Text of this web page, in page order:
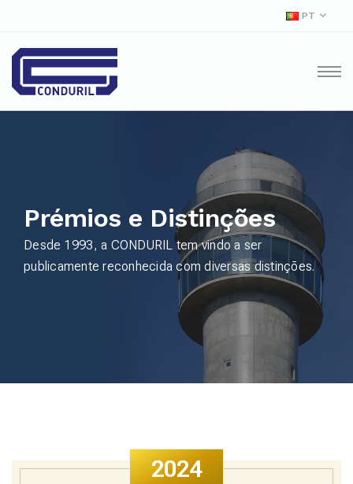
PT
Prémios e Distinções
Desde 1993, a CONDURIL tem vindo a ser
publicamente reconhecida com diversas distinções.
2024